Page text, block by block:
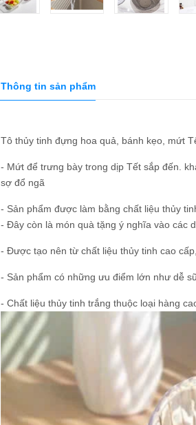
Thông tin sản phẩm
Tô thủy tinh đựng hoa quả, bánh kẹo, mứt
- Mứt để trưng bày trong dịp Tết sắp đến.
sợ đổ ngã
- Sản phẩm được làm bằng chất liệu thủy
- Đây còn là món quà tặng ý nghĩa vào các
- Được tạo nên từ chất liệu thủy tinh cao
- Sản phẩm có những ưu điểm lớn như dễ
- Chất liệu thủy tinh trắng thuộc loại hàng